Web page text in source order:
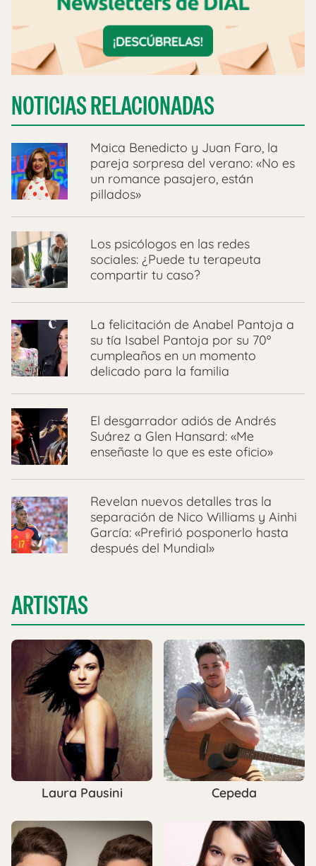
NOTICIAS RELACIONADAS
Maica Benedicto y Juan Faro, la
pareja sorpresa del verano: «No es
un romance pasajero, están
pillados»
Los psicólogos en las redes
sociales: ¿Puede tu terapeuta
compartir tu caso?
La felicitación de Anabel Pantoja a
su tía Isabel Pantoja por su 70º
cumpleaños en un momento
delicado para la familia
El desgarrador adiós de Andrés
Suárez a Glen Hansard: «Me
enseñaste lo que es este oficio»
Revelan nuevos detalles tras la
separación de Nico Williams y Ainhi
García: «Prefirió posponerlo hasta
después del Mundial»
ARTISTAS
Laura Pausini Cepeda